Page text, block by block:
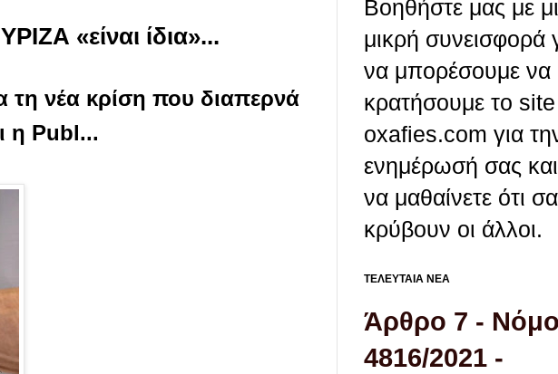
«είναι ίδια»...
τη νέα κρίση που διαπερνά
η Publ...
Βοηθήστε μας με
μικρή συνεισφορά
να μπορέσουμε να
κρατήσουμε το site
oxafies.com για
ενημέρωσή σας
να μαθαίνετε ότι
κρύβουν οι άλλοι.
ΤΕΛΕΥΤΑΙΑ ΝΕΑ
Άρθρο 7 -
4816/2021 -